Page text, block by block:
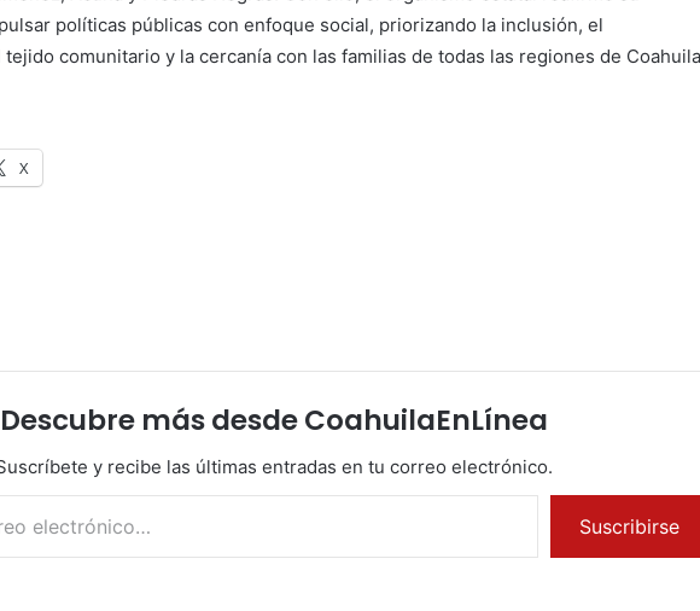
políticas públicas con enfoque social, priorizando la inclusión, el
comunitario y la cercanía con las familias de todas las regiones de
X
Descubre más desde CoahuilaEnLínea
y recibe las últimas entradas en tu correo electrónico.
Suscribirse